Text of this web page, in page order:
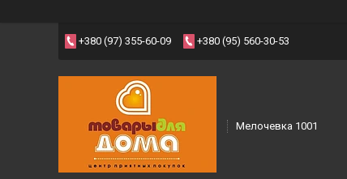
+380 (97) 355-60-09 +380 (95) 560-30-53
Мелочевка 1001